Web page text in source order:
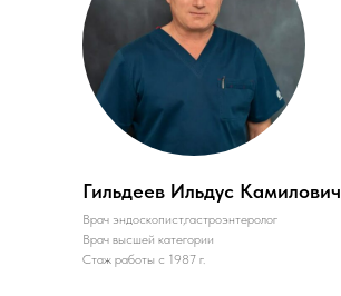
Гильдеев Ильдус Камилович
Врач эндоскопист,гастроэнтеролог
Врач высшей категории
Стаж работы с 1987 г.